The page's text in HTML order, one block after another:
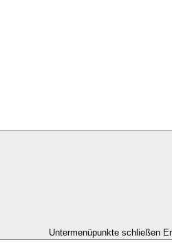
Untermenüpunkte schließen